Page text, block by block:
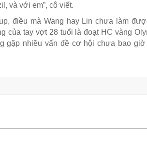
và với em”, cô viết.
điều mà Wang hay Lin chưa làm
của tay vợt 28 tuổi là đoạt HC vàng
gặp nhiều vấn đề cơ hội chưa bao